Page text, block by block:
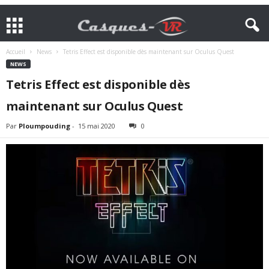
Accueil News Tetris Effect est disponible dès maintenant sur Oculus Quest
NEWS
Tetris Effect est disponible dès
maintenant sur Oculus Quest
Par Ploumpouding - 15 mai 2020 0